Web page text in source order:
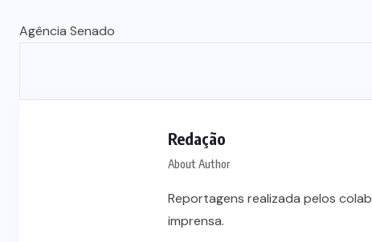
Agência Senado
Redação
About Author
Reportagens realizada pelos
imprensa.